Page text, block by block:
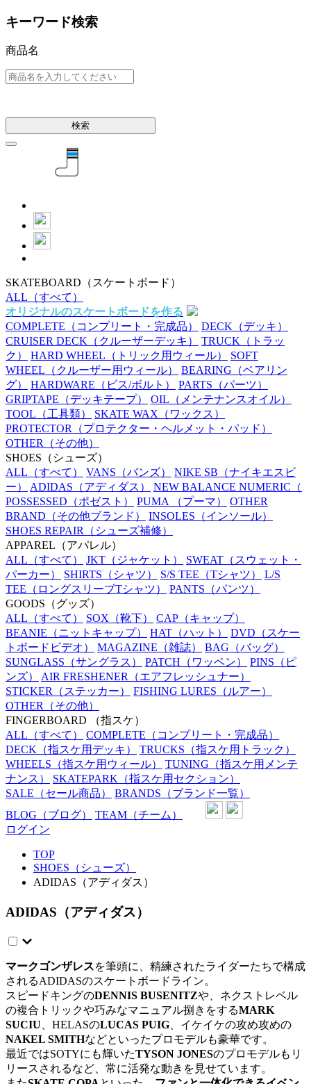
キーワード検索
商品名
検索
SKATEBOARD （スケートボード）
ALL （すべて）
オリジナルのスケートボードを作る
COMPLETE （コンプリート・完成品） DECK （デッキ）
CRUISER DECK （クルーザーデッキ） TRUCK （トラッ
ク）
HARD WHEEL （トリック用ウィール）
SOFT
WHEEL （クルーザー用ウィール） BEARING （ベアリン
グ）
HARDWARE （ビス/ボルト） PARTS （パーツ）
GRIPTAPE （デッキテープ） OIL （メンテナンスオイル）
TOOL （工具類） SKATE WAX （ワックス）
PROTECTOR （プロテクター・ヘルメット・パッド）
OTHER （その他）
SHOES （シューズ）
ALL （すべて） VANS （バンズ） NIKE SB （ナイキエスビ
ー）
ADIDAS （アディダス） NEW BALANCE NUMERIC （
POSSESSED （ポゼスト） PUMA （プーマ）
OTHER
BRAND （その他ブランド） INSOLES （インソール）
SHOES REPAIR （シューズ補修）
APPAREL （アパレル）
ALL （すべて） JKT （ジャケット） SWEAT （スウェット・
パーカー）
SHIRTS （シャツ） S/S TEE （Tシャツ）
L/S
TEE （ロングスリーブTシャツ） PANTS （パンツ）
GOODS （グッズ）
ALL （すべて） SOX （靴下） CAP （キャップ）
BEANIE （ニットキャップ） HAT （ハット） DVD （スケー
トボードビデオ）
MAGAZINE （雑誌） BAG （バッグ）
SUNGLASS （サングラス） PATCH （ワッペン） PINS （ピ
ンズ）
AIR FRESHENER （エアフレッシュナー）
STICKER （ステッカー） FISHING LURES （ルアー）
OTHER （その他）
FINGERBOARD
（指スケ）
ALL （すべて） COMPLETE （コンプリート・完成品）
DECK （指スケ用デッキ） TRUCKS （指スケ用トラック）
WHEELS （指スケ用ウィール） TUNING （指スケ用メンテ
ナンス）
SKATEPARK （指スケ用セクション）
SALE （セール商品） BRANDS （ブランド一覧）
BLOG （ブログ） TEAM （チーム）
ログイン
TOP
SHOES（シューズ）
ADIDAS（アディダス）
ADIDAS（アディダス）
マークゴンザレスを筆頭に、精練されたライダーたちで構成
されるADIDASのスケートボードライン。
スピードキングのDENNIS BUSENITZや、ネクストレベル
の複合トリックや巧みなマニュアル捌きをするMARK
SUCIU 、HELASのLUCAS PUIG 、イケイケの攻め攻めの
NAKEL SMITHなどといったプロモデルも豪華です。
最近ではSOTYにも輝いたTYSON JONESのプロモデルもリ
リースされるなど、常に活発な動きを見せています。